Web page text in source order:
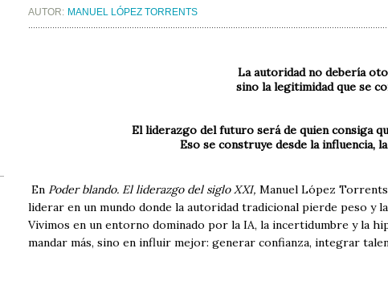
AUTOR: MANUEL LÓPEZ TORRENTS
La autoridad no debería
sino la legitimidad que se
El liderazgo del futuro será de quien consiga
Eso se construye desde la influencia,
En Poder blando. El liderazgo del siglo XXI, Manuel López
liderar en un mundo donde la autoridad tradicional pierde peso y
Vivimos en un entorno dominado por la IA, la incertidumbre y la
mandar más, sino en influir mejor: generar confianza, integrar